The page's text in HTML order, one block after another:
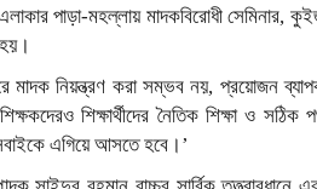
পাড়া-মহল্লায় মাদকবিরোধী সেমিনার,
মাদক নিয়ন্ত্রণ করা সম্ভব নয়, প্রয়োজন
শিক্ষার্থীদের নৈতিক শিক্ষা ও সঠিক
এগিয়ে আসতে হবে।’